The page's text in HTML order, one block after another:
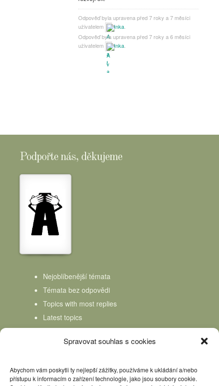
Spravovat souhlas s cookies
Abychom vám poskytli ty nejlepší zážitky, používáme k ukládání a/nebo
přístupu k informacím o zařízení technologie, jako jsou soubory cookie.
Odpověď byla upravena před 7 roky a 7 měsíci
uživatelem
Inka
Odpověď byla upravena před 7 roky a 6 měsíci
uživatelem
Inka
Podpořte nás, děkujeme
Nejoblíbenější témata
Témata bez odpovědi
Topics with most replies
Latest topics
Topics Freshness